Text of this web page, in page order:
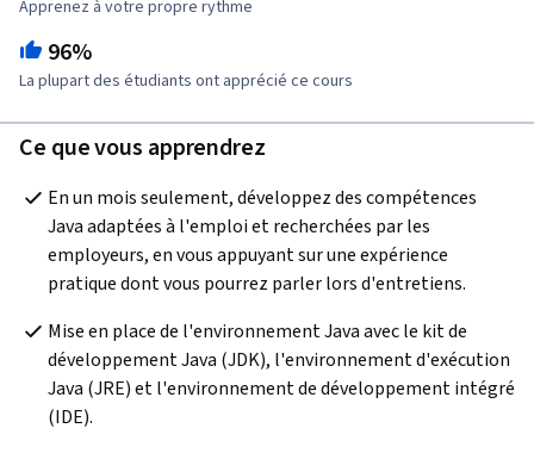
Apprenez à votre propre rythme
96%
La plupart des étudiants ont apprécié ce cours
Ce que vous apprendrez
En un mois seulement, développez des compétences
Java adaptées à l'emploi et recherchées par les
employeurs, en vous appuyant sur une expérience
pratique dont vous pourrez parler lors d'entretiens.
Mise en place de l'environnement Java avec le kit de
développement Java (JDK), l'environnement d'exécution
Java (JRE) et l'environnement de développement intégré
(IDE).